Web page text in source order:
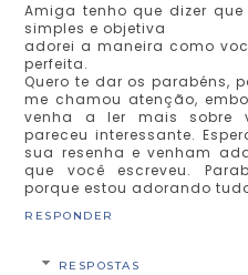
Amiga tenho que dizer
simples e objetiva
adorei a maneira como
perfeita.
Quero te dar os parabéns,
me chamou atenção,
venha a ler mais sobre
pareceu interessante.
sua resenha e venham
que você escreveu.
porque estou adorando
RESPONDER
RESPOSTAS